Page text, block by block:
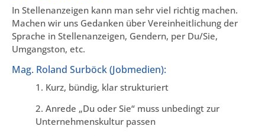
In Stellenanzeigen kann man sehr viel richtig machen.
Machen wir uns Gedanken über Vereinheitlichung der
Sprache in Stellenanzeigen, Gendern, per Du/Sie,
Umgangston, etc.
Mag. Roland Surböck (Jobmedien):
1. Kurz, bündig, klar strukturiert
2. Anrede „Du oder Sie“ muss unbedingt zur
Unternehmenskultur passen